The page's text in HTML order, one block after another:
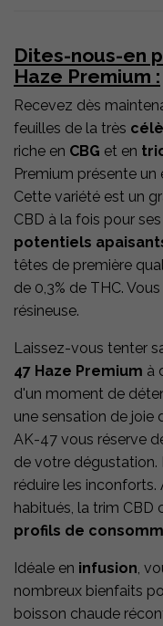
Dites-nous-en
Haze Premium :
Recevez dès
feuilles de la très
riche en CBG et en
Premium présente
Cette variété est un
CBD à la fois pour
potentiels
têtes de première
de 0,3% de THC.
résineuse.
Laissez-vous tenter
47 Haze Premium à
d'un moment de
une sensation de joie
AK-47 vous réserve
de votre dégustation.
réduire les
habitués, la trim CBD
profils de
Idéale en infusion,
nombreux bienfaits
boisson chaude